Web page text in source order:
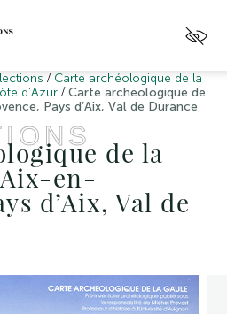
/ Carte archéologique de la
d’Azur /Carte archéologique de
Pays d’Aix, Val de Durance
de la
en-
d’Aix, Val de